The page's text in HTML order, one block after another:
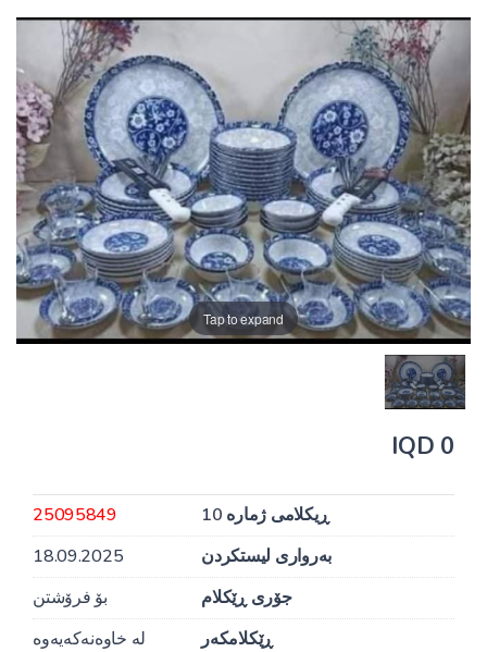
Tap to expand
0 IQD
ڕیکلامی ژمارە 10
25095849
بەرواری لیستکردن
18.09.2025
جۆری ڕێکلام
بۆ فرۆشتن
ڕێکلامکەر
لە خاوەنەکەیەوە